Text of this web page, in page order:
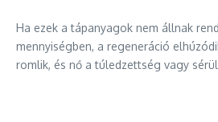
Ha ezek a tápanyagok nem állnak
mennyiségben, a regeneráció
romlik, és nő a túledzettség vagy